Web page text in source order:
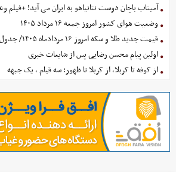
آمیتاب باچان دوست نتانیاهو به ایران می آید! +فیلم
وضعیت هوای کشور امروز جمعه ۱۶ مرداد ۱۴۰۵
قیمت جدید طلا و سکه امروز ۱۶ مردادماه ۱۴۰۵/ جدول
اولین پیام محسن رضایی پس از شایعات خبری
از کوفه تا کربلا، از کربلا تا ظهور؛ سه قیام ، یک جبهه